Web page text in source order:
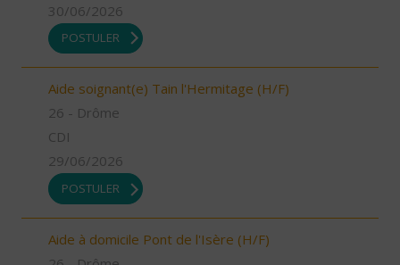
30/06/2026
POSTULER
Aide soignant(e) Tain l'Hermitage (H/F)
26 - Drôme
CDI
29/06/2026
POSTULER
Aide à domicile Pont de l'Isère (H/F)